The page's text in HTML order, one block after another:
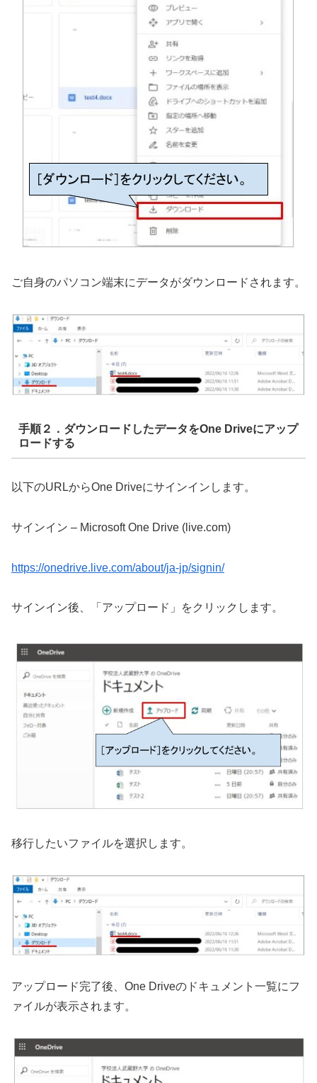
ご⾃⾝のパソコン端末にデータがダウンロードされます。
手順２．ダウンロードしたデータをOne Driveにアップ
ロードする
以下のURLからOne Driveにサインインします。
サインイン – Microsoft One Drive (live.com)
https://onedrive.live.com/about/ja-jp/signin/
サインイン後、「アップロード」をクリックします。
移⾏したいファイルを選択します。
アップロード完了後、One Driveのドキュメント⼀覧にフ
ァイルが表⽰されます。